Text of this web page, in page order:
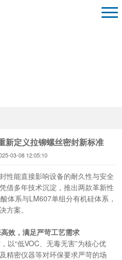
新定义拉铆螺丝密封新标准
03-08 12:05:10
性能直接影响设备的耐久性与安全
借多年技术沉淀，推出两款革新性
系与LM607单组分有机硅体系，
方案。
效，满足严苛工艺需求
以“低VOC、无毒无害”为核心优
精密仪器等对环保要求严苛的场